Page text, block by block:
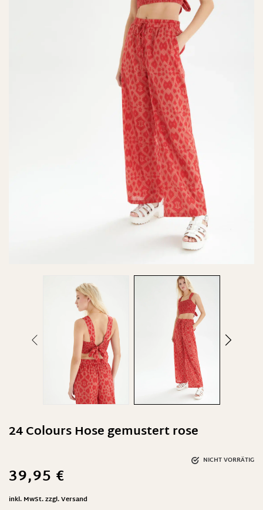
24 Colours Hose gemustert rose
NICHT VORRÄTIG
39,95 €
inkl. MwSt.zzgl.Versand